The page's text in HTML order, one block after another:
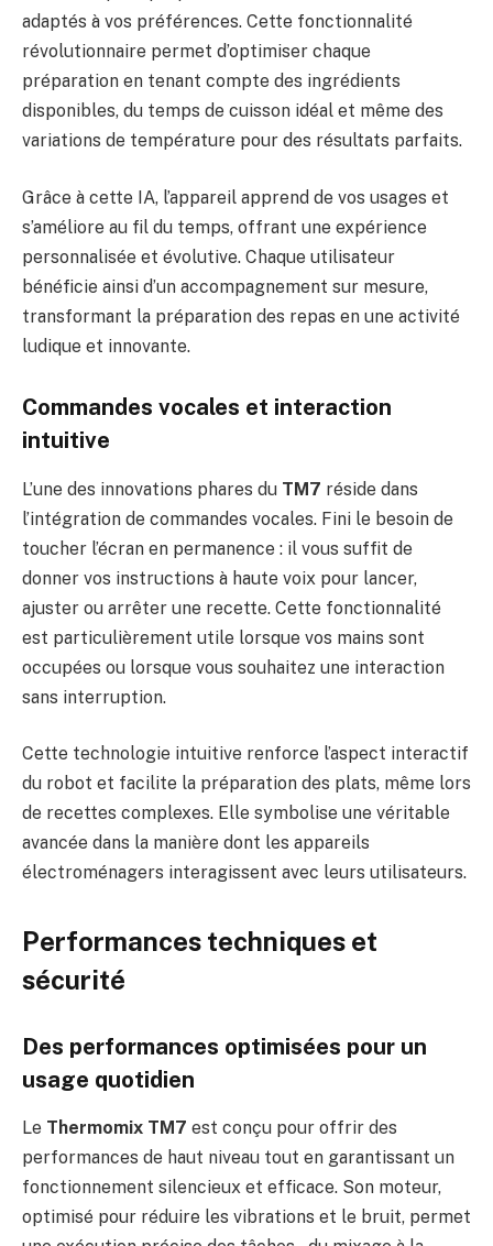
adaptés à vos préférences. Cette fonctionnalité
révolutionnaire permet d’optimiser chaque
préparation en tenant compte des ingrédients
disponibles, du temps de cuisson idéal et même des
variations de température pour des résultats parfaits.
Grâce à cette IA, l’appareil apprend de vos usages et
s’améliore au fil du temps, offrant une expérience
personnalisée et évolutive. Chaque utilisateur
bénéficie ainsi d’un accompagnement sur mesure,
transformant la préparation des repas en une activité
ludique et innovante.
Commandes vocales et interaction
intuitive
L’une des innovations phares du TM7 réside dans
l’intégration de commandes vocales. Fini le besoin de
toucher l’écran en permanence : il vous suffit de
donner vos instructions à haute voix pour lancer,
ajuster ou arrêter une recette. Cette fonctionnalité
est particulièrement utile lorsque vos mains sont
occupées ou lorsque vous souhaitez une interaction
sans interruption.
Cette technologie intuitive renforce l’aspect interactif
du robot et facilite la préparation des plats, même lors
de recettes complexes. Elle symbolise une véritable
avancée dans la manière dont les appareils
électroménagers interagissent avec leurs utilisateurs.
Performances techniques et
sécurité
Des performances optimisées pour un
usage quotidien
Le Thermomix TM7 est conçu pour offrir des
performances de haut niveau tout en garantissant un
fonctionnement silencieux et efficace. Son moteur,
optimisé pour réduire les vibrations et le bruit, permet